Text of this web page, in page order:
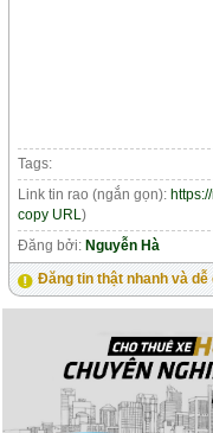
Tags:
Link tin rao (ngắn gọn):
copy URL)
Đăng bởi: Nguyễn Hà
Đăng tin thật nhanh và dễ